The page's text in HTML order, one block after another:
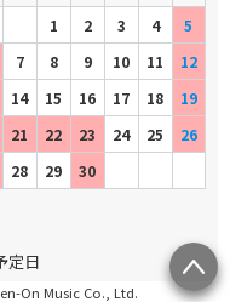
1
2 3 4
5
7 8 9 10 11
12
14 15 16 17 18
19
21 22 23 24 25
26
28 29 30
定日
On Music Co., Ltd.